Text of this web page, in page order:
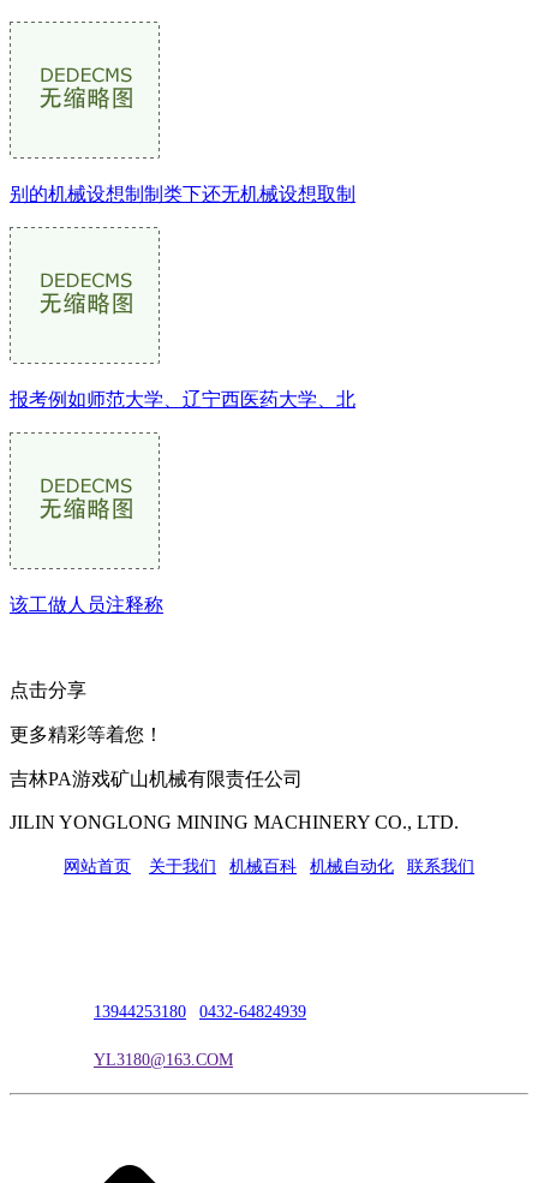
别的机械设想制制类下还无机械设想取制
报考例如师范大学、辽宁西医药大学、北
该工做人员注释称
点击分享
更多精彩等着您！
吉林PA游戏矿山机械有限责任公司
JILIN YONGLONG MINING MACHINERY CO., LTD.
网站首页 关于我们 机械百科 机械自动化 联系我们
13944253180 0432-64824939
YL3180@163.COM